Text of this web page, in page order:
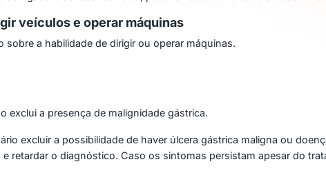
veículos e operar máquinas
a habilidade de dirigir ou operar máquinas.
exclui a presença de malignidade gástrica.
excluir a possibilidade de haver úlcera gástrica maligna ou
retardar o diagnóstico. Caso os sintomas persistam apesar do